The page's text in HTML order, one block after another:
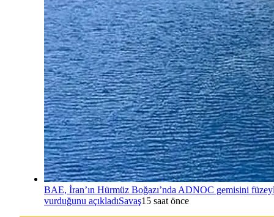
BAE, İran’ın Hürmüz Boğazı’nda ADNOC gemisini
vurduğunu açıkladıSavaş15 saat önce